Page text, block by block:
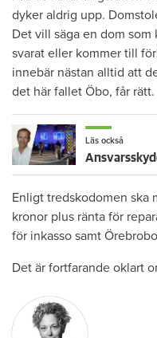
dyker aldrig upp.
Det vill säga en dom
svarat eller kommer till
innebär nästan alltid att
det här fallet Öbo, får rätt.
Läs också
Enligt tredskodomen ska
kronor plus ränta för
för inkasso samt
Det är fortfarande oklart